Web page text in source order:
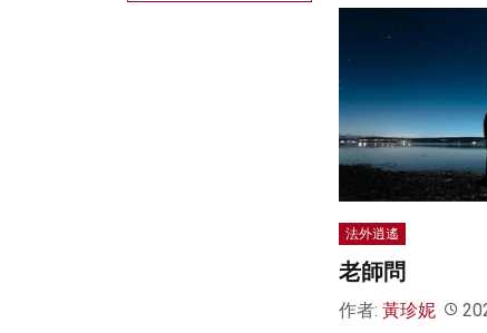
法外逍遙
老師問
作者: 黃珍妮